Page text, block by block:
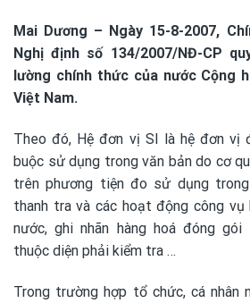
Mai Dương – Ngày 15-8-2007,
Nghị định số 134/2007/NĐ-CP
lường chính thức của nước Cộng
Việt Nam.
Theo đó, Hệ đơn vị SI là hệ đơn vị
buộc sử dụng trong văn bản do cơ
trên phương tiện đo sử dụng
thanh tra và các hoạt động công vụ
nước, ghi nhãn hàng hoá đóng
thuộc diện phải kiểm tra …
Trong trường hợp tổ chức, cá nhân